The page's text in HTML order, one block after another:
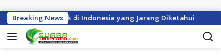
Breaking News
Imlek di Indonesia yang Jarang Diketahui